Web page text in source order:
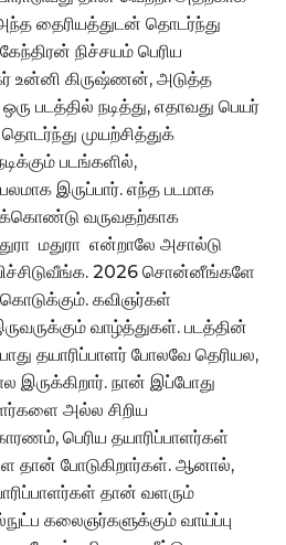
தைரியத்துடன் தொடர்ந்து
நிச்சயம் பெரிய
உன்னி கிருஷ்ணன், அடுத்த
படத்தில் நடித்து, எதாவது பெயர்
முயற்சித்துக்
படங்களில்,
இருப்பார். எந்த படமாக
வருவதற்காக
மதுரா என்றாலே அசால்டு
2026 சொன்னீங்களே
கவிஞர்கள்
வாழ்த்துகள். படத்தின்
தயாரிப்பாளர் போலவே தெரியல,
இருக்கிறார். நான் இப்போது
அல்ல சிறிய
பெரிய தயாரிப்பாளர்கள்
தான் போடுகிறார்கள். ஆனால்,
தான் வளரும்
கலைஞர்களுக்கும் வாய்ப்பு